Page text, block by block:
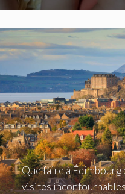
Que faire à
visites